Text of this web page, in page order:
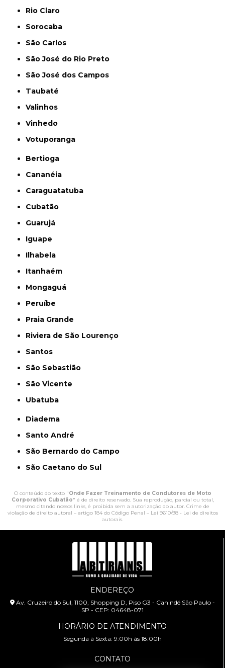
Rio Claro
Sorocaba
São Carlos
São José do Rio Preto
São José dos Campos
Taubaté
Valinhos
Vinhedo
Votuporanga
Bertioga
Cananéia
Caraguatatuba
Cubatão
Guarujá
Iguape
Ilhabela
Itanhaém
Mongaguá
Peruíbe
Praia Grande
Riviera de São Lourenço
Santos
São Sebastião
São Vicente
Ubatuba
Diadema
Santo André
São Bernardo do Campo
São Caetano do Sul
O conteúdo do texto "Onde Fazer Treinamento de Condutores de Moto
Corporativo Cubatão" é de direito reservado. Sua reprodução, parcial ou total,
mesmo citando nossos links, é proibida sem a autorização do autor. Crime de
violação de direito autoral – artigo 184 do Código Penal – Lei 9610/98 - Lei de direitos
autorais.
ENDEREÇO
Av. Cruzeiro do Sul, 1100, Shopping D, Piso G3 - Canindé São Paulo -
SP - CEP: 04648-071
HORÁRIO DE ATENDIMENTO
Segunda à Sexta: 9:00h às 18:00h
CONTATO